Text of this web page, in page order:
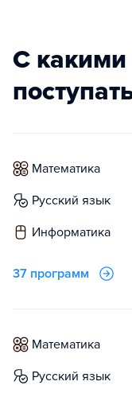
С
математика
русский язык
информатика
37 программ
математика
русский язык